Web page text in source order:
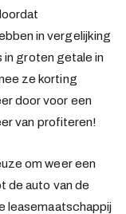
in vergelijking
in groten getale in
ze korting
door voor een
van profiteren!
om weer een
de auto van de
leasemaatschappij